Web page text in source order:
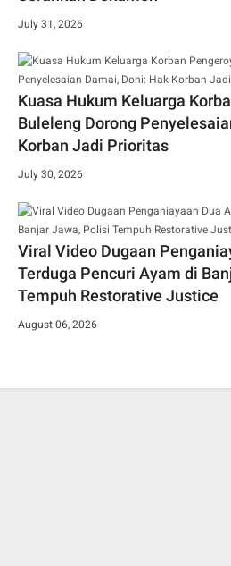
July 31, 2026
Kuasa Hukum Keluarga
Buleleng Dorong
Korban Jadi Prioritas
July 30, 2026
Viral Video Dugaan
Terduga Pencuri Ayam di
Tempuh Restorative Justice
August 06, 2026